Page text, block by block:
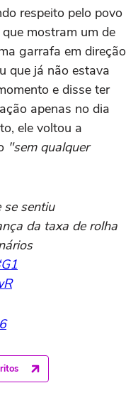
respeito pelo povo
mostram um de
garrafa em direção
que já não estava
e disse ter
apenas no dia
ele voltou a
"sem qualquer
sentiu
da taxa de rolha